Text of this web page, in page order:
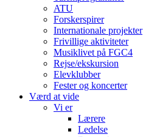
ATU
Forskerspirer
Internationale projekter
Frivillige aktiviteter
Musiklivet på FGC4
Rejse/ekskursion
Elevklubber
Fester og koncerter
Værd at vide
Vi er
Lærere
Ledelse